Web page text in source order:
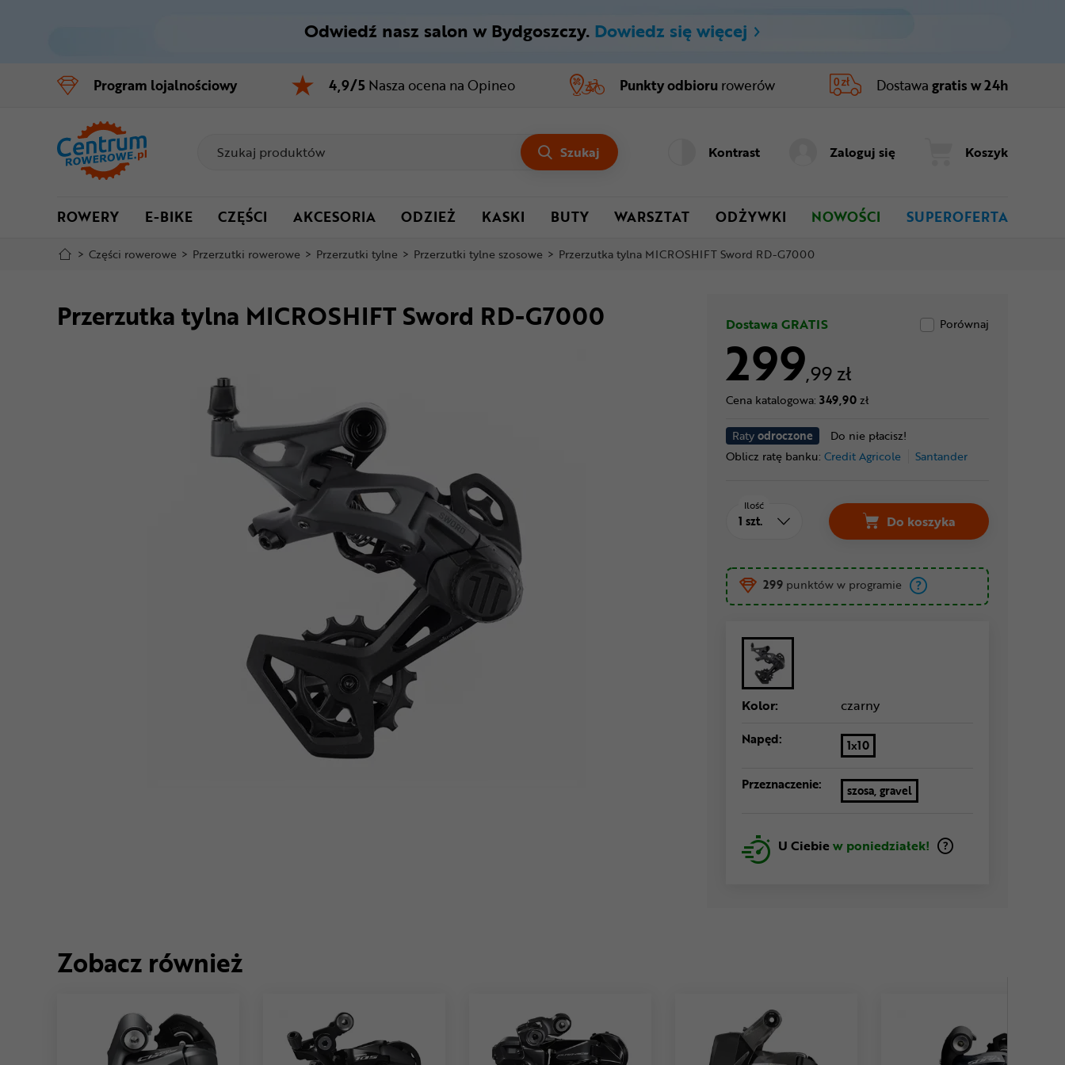
Menu główne
Informacje o produkcie
Do koszyka
Szczegółowe informacje
Mapa strony
Odwiedź nasz salon w Bydgoszczy. Dowiedz się więcej
Program lojalnościowy 4,9/5 Nasza ocena na Opineo Punkty odbioru rowerów Dostawa gratis w 24h
Szukaj Kontrast Zaloguj się Koszyk
ROWERY E-BIKE CZĘŚCI AKCESORIA ODZIEŻ KASKI BUTY WARSZTAT ODŻYWKI NOWOŚCI SUPEROFERTA
> Części rowerowe > Przerzutki rowerowe > Przerzutki tylne > Przerzutki tylne szosowe > Przerzutka tylna MICROSHIFT Sword RD-G7000
Przerzutka tylna MICROSHIFT Sword RD-G7000 Dostawa GRATIS Porównaj
299,99 zł
Cena katalogowa: 349,90zł
Ratyodroczone
Do nie płacisz!
Oblicz ratę banku: Credit Agricole Santander
Ilość
Do koszyka
299 punktów w programie
Kolor: czarny
Napęd: 1x10
Przeznaczenie: szosa, gravel
U Ciebiew poniedziałek!
Zobacz również